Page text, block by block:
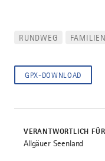
RUNDWEG
GPX-DOWNLOAD
VERANTWORTLICH
Allgäuer Seenland